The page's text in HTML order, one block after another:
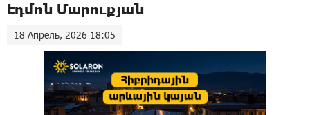
Էդմոն Մարուքյան
18 Апрель, 2026 18:05